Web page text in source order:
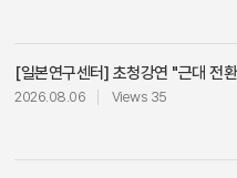
05월 08일(금)15:30~18:00한-대만 국
보 거버넌스의 전환”아연 60주년기념
[일본연구센터] 초청강연 "근대 전
2026.08.06 Views 35